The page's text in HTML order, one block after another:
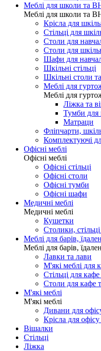
Меблі для школи та
Меблі для школи та
Крісла для
Стільці для
Столи для
Столи для
Шафи для
Шкільні стільці
Шкільні столи
Меблі для
Меблі для
Ліжка та
Тумби для
Матраци
Фліпчарти,
Комплектуючі
Офісні меблі
Офісні меблі
Офісні стільці
Офісні столи
Офісні тумби
Офісні шафи
Медичні меблі
Медичні меблі
Кушетки
Столики,
Меблі для барів,
Меблі для барів,
Лавки та лави
М'які меблі для
Стільці для кафе
Столи для кафе
М'які меблі
М'які меблі
Дивани для
Крісла для
Вішалки
Стільці
Ліжка